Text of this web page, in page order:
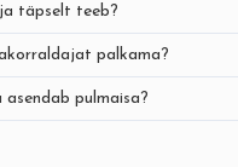
täpselt teeb?
palkama?
pulmaisa?